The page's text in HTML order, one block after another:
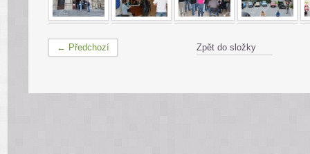
← Předchozí Zpět do složky